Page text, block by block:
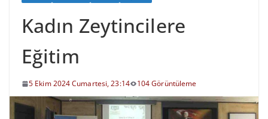
Kadın Zeytincilere
Eğitim
5 Ekim 2024 Cumartesi, 23:14 104 Görüntüleme